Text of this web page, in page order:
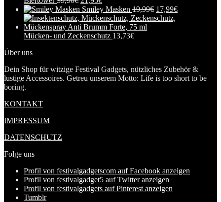
Smiley Masken 19,99€ 17,99€
Mücken- und Zeckenschutz 13,73€
Über uns
Dein Shop für witzige Festival Gadgets, nützliches Zubehör &
lustige Accessoires. Getreu unserem Motto: Life is too short to be
boring.
KONTAKT
IMPRESSUM
DATENSCHUTZ
Folge uns
Profil von festivalgadgetscom auf Facebook anzeigen
Profil von festivalgadget5 auf Twitter anzeigen
Profil von festivalgadgets auf Pinterest anzeigen
Tumblr